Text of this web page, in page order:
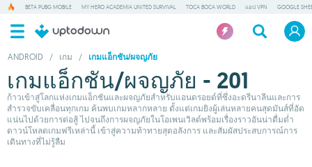
BETA PUBG MOBILE MY HERO ACADEMIA UNITED SURVIVAL TOCA BOCA WORLD แอป VPN GOOGLE
ANDROID / เกม / เกมแอ็กชัน/ผจญภัย
เกมแอ็กชัน/ผจญภัย - 201
ก้าวเข้าสู่โลกแห่งเกมแอ็กชันและผจญภัยสำหรับแอนดรอยด์ที่ซึ่งอะดรีนาลีนและการ
สำรวจขับเคลื่อนทุกเกม ค้นพบเกมหลากหลาย ตั้งแต่เกมยิงผู้เล่นหลายคนสุดมันส์ที่อัด
แน่นไปด้วยการต่อสู้ ไปจนถึงการผจญภัยในโอเพนเวิลด์พร้อมเรื่องราวอันน่าดื่มด่ำ
ดาวน์โหลดเกมฟรีเหล่านี้ เข้าสู่ความท้าทายสุดอลังการ และสัมผัสประสบการณ์การ
เดินทางที่ไม่รู้ลืม